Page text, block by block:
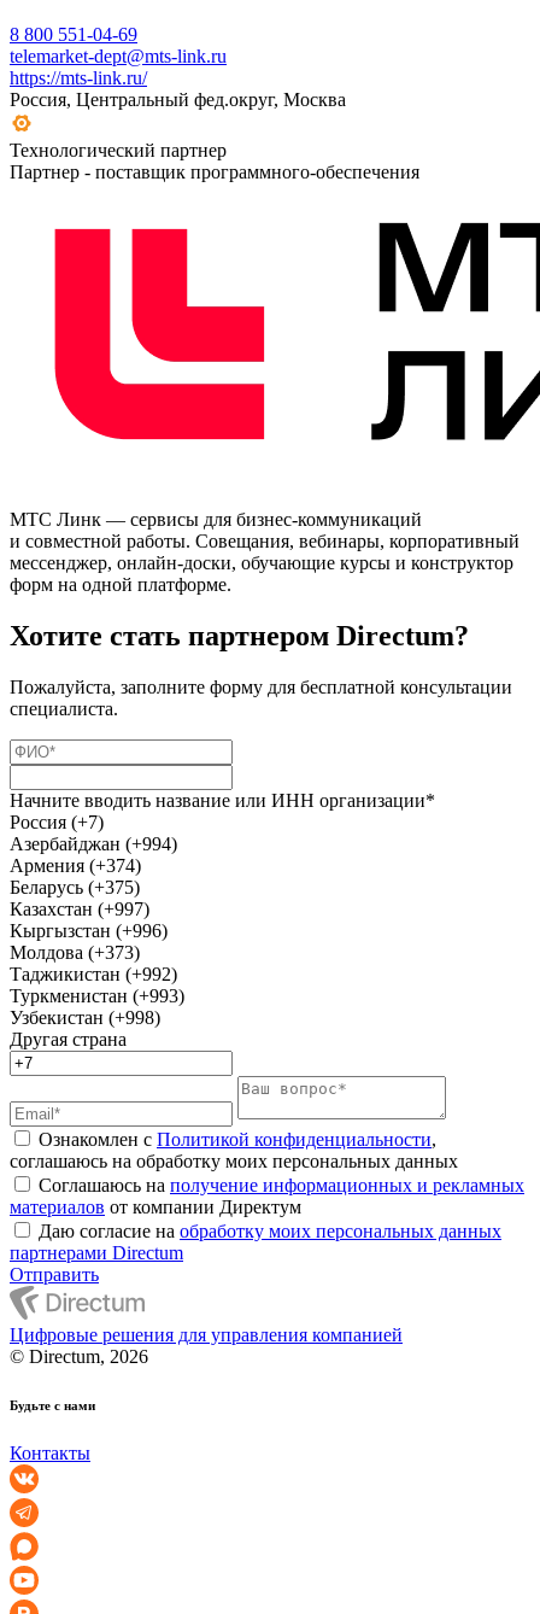
8 800 551-04-69
telemarket-dept@mts-link.ru
https://mts-link.ru/
Россия, Центральный фед.округ, Москва
Технологический партнер
Партнер - поставщик программного-обеспечения
МТС Линк — cервисы для бизнес-коммуникаций
и совместной работы. Совещания, вебинары, корпоративный
мессенджер, онлайн-доски, обучающие курсы и конструктор
форм на одной платформе.
Хотите стать партнером Directum?
Пожалуйста, заполните форму для бесплатной консультации
специалиста.
Начните вводить название или ИНН организации*
Россия (+7)
Азербайджан (+994)
Армения (+374)
Беларусь (+375)
Казахстан (+997)
Кыргызстан (+996)
Молдова (+373)
Таджикистан (+992)
Туркменистан (+993)
Узбекистан (+998)
Другая страна
Ознакомлен с Политикой конфиденциальности,
соглашаюсь на обработку моих персональных данных
Соглашаюсь на получение информационных и рекламных
материалов от компании Директум
Даю согласие на обработку моих персональных данных
партнерами Directum
Отправить
Цифровые решения для управления компанией
© Directum, 2026
Будьте с нами
Контакты